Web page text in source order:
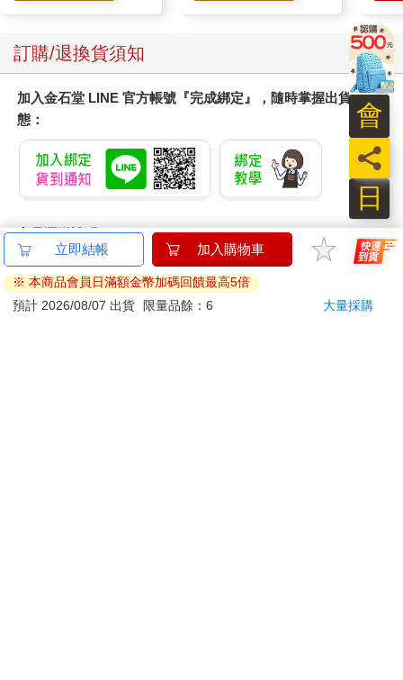
訂購/退換貨須知
加入金石堂 LINE 官方帳號『完成綁定』，隨時掌握出貨動
態：
商品運送說明：
本公司所提供的產品配送區域範圍目前僅限台灣本島。注
意！收件地址請勿為郵政信箱。
商品將由廠商透過貨運或是郵局寄送。消費者訂購之商品若
立即結帳 加入購物車
※ 本商品會員日滿額金幣加碼回饋最高5倍
預計 2026/08/07 出貨
限量品餘：6 大量採購
日
員
會